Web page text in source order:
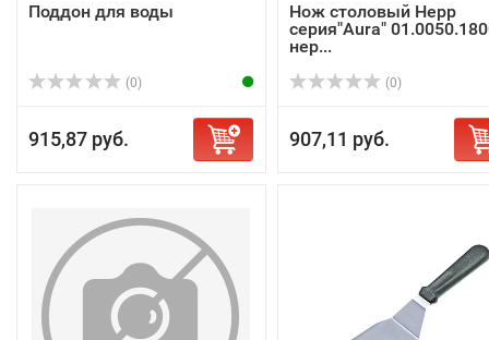
Поддон для воды
(0)
915,87 руб.
Нож столовый Hepp
серия"Aura"
нер...
(0)
907,11 руб.